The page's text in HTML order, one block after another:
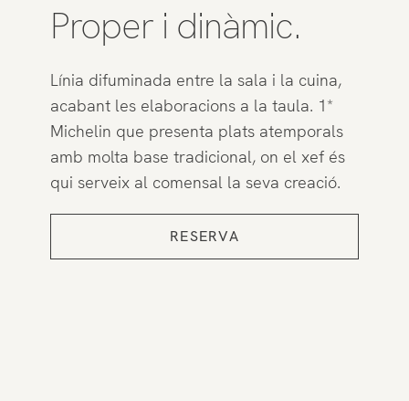
Proper i dinàmic.
Línia difuminada entre la sala i la cuina,
acabant les elaboracions a la taula. 1*
Michelin que presenta plats atemporals
amb molta base tradicional, on el xef és
qui serveix al comensal la seva creació.
RESERVA